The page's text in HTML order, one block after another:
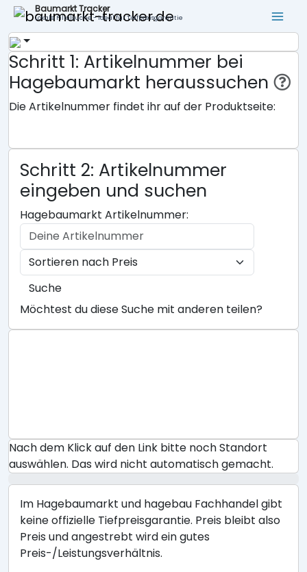
Baumarkt Tracker
Lokale Filialsuche - ideal für Tiefpreisgarantie
Schritt 1: Artikelnummer bei
Hagebaumarkt heraussuchen
Die Artikelnummer findet ihr auf der Produktseite:
Schritt 2: Artikelnummer
eingeben und suchen
Hagebaumarkt Artikelnummer:
Suche
Möchtest du diese Suche mit anderen teilen?
Nach dem Klick auf den Link bitte noch Standort
auswählen. Das wird nicht automatisch gemacht.
Im Hagebaumarkt und hagebau Fachhandel gibt
keine offizielle Tiefpreisgarantie. Preis bleibt also
Preis und angestrebt wird ein gutes
Preis-/Leistungsverhältnis.